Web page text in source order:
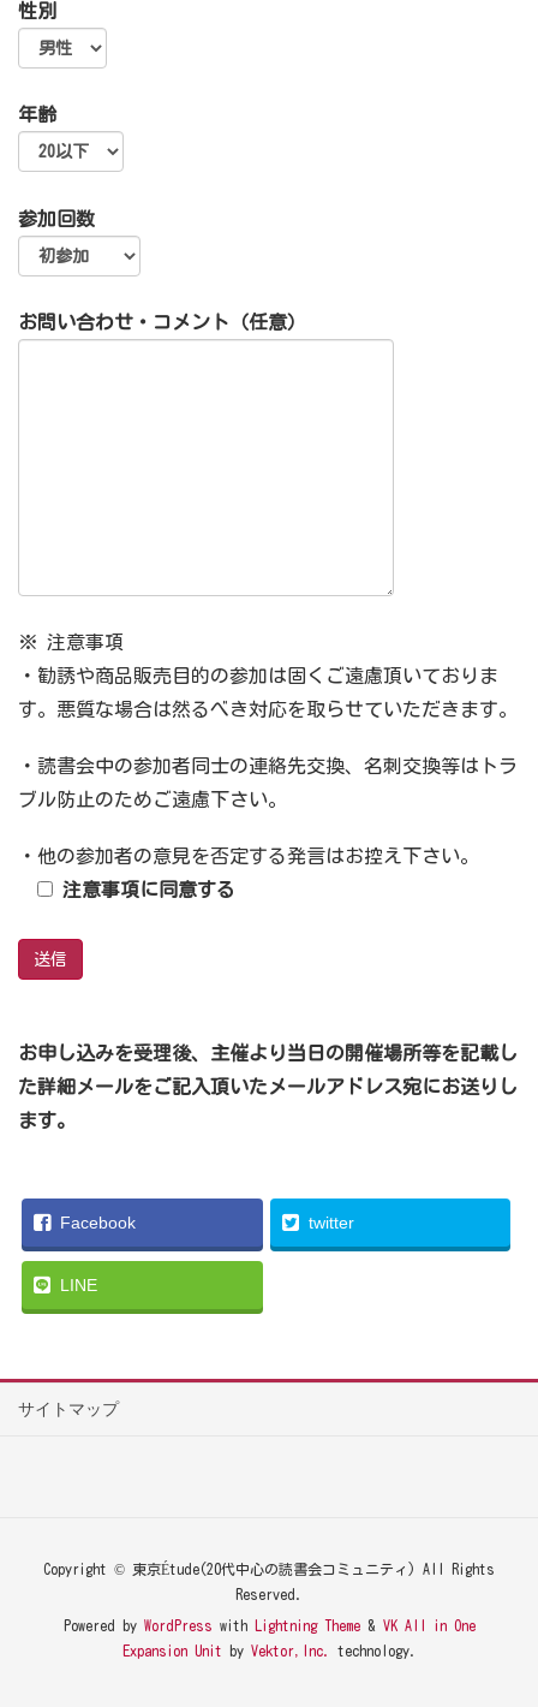
性別
年齢
参加回数
お問い合わせ・コメント（任意）
※ 注意事項
・勧誘や商品販売目的の参加は固くご遠慮頂いておりま
す。悪質な場合は然るべき対応を取らせていただきます。
・読書会中の参加者同士の連絡先交換、名刺交換等はトラ
ブル防止のためご遠慮下さい。
・他の参加者の意見を否定する発言はお控え下さい。
注意事項に同意する
お申し込みを受理後、主催より当日の開催場所等を記載し
た詳細メールをご記入頂いたメールアドレス宛にお送りし
ます。
Facebook twitter
LINE
サイトマップ
Copyright © 東京Étude(20代中心の読書会コミュニティ) All Rights
Reserved.
Powered by WordPress with Lightning Theme& VK All in One
Expansion Unit by Vektor,Inc. technology.